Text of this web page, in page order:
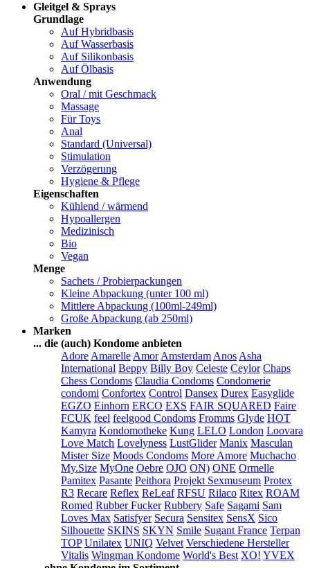
Gleitgel & Sprays
Grundlage
Auf Hybridbasis
Auf Wasserbasis
Auf Silikonbasis
Auf Ölbasis
Anwendung
Oral / mit Geschmack
Massage
Für Toys
Anal
Standard (Universal)
Stimulation
Verzögerung
Hygiene & Pflege
Eigenschaften
Kühlend / wärmend
Hypoallergen
Medizinisch
Bio
Vegan
Menge
Sachets / Probierpackungen
Kleine Abpackung (unter 100 ml)
Mittlere Abpackung (100ml-249ml)
Große Abpackung (ab 250ml)
Marken
... die (auch) Kondome anbieten
Adore Amarelle Amor Amsterdam Anos Asha
International Beppy Billy Boy Celeste Ceylor Chaps
Chess Condoms Claudia Condoms Condomerie
condomi Confortex Control Dansex Durex Easyglide
EGZO Einhorn ERCO EXS FAIR SQUARED Faire
FCUK feel feelgood Condoms Fromms Glyde HOT
Kamyra Kondomotheke Kung LELO London Loovara
Love Match Lovelyness LustGlider Manix Masculan
Mister Size Moods Condoms More Amore Muchacho
My.Size MyOne Oebre OJO ON) ONE Ormelle
Pamitex Pasante Peithora Projekt Sexmuseum Protex
R3 Recare Reflex ReLeaf RFSU Rilaco Ritex ROAM
Romed Rubber Fucker Rubbery Safe Sagami Sam
Loves Max Satisfyer Secura Sensitex SensX Sico
Silhouette SKINS SKYN Smile Sugant France Terpan
TOP Unilatex UNIQ Velvet Verschiedene Hersteller
Vitalis Wingman Kondome World's Best XO! YVEX